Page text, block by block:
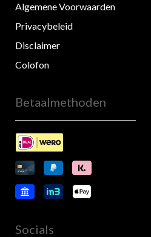
Algemene Voorwaarden
Privacybeleid
Disclaimer
Colofon
Betaalmethoden
Socials